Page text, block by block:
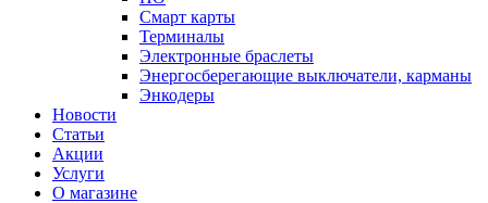
Смарт карты
Терминалы
Электронные браслеты
Энергосберегающие выключатели, карманы
Энкодеры
Новости
Статьи
Акции
Услуги
О магазине